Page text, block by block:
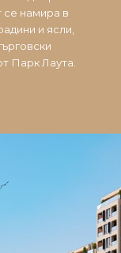
се намира в
и ясли,
Парк Лаута.